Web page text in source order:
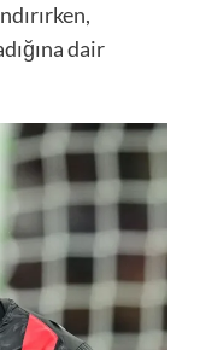
dair